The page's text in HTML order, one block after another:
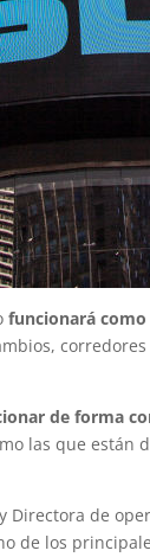
funcionará
de forma
las que están
Directora de
de los